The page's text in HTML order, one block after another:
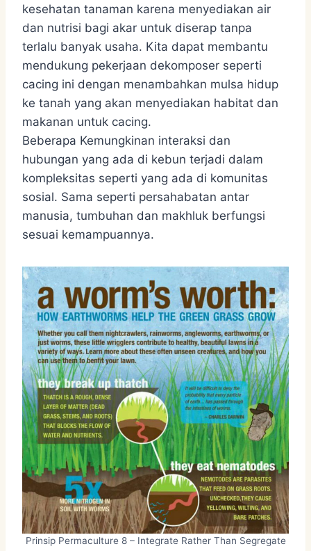
kesehatan tanaman karena menyediakan air
dan nutrisi bagi akar untuk diserap tanpa
terlalu banyak usaha. Kita dapat membantu
mendukung pekerjaan dekomposer seperti
cacing ini dengan menambahkan mulsa hidup
ke tanah yang akan menyediakan habitat dan
makanan untuk cacing.
Beberapa Kemungkinan interaksi dan
hubungan yang ada di kebun terjadi dalam
kompleksitas seperti yang ada di komunitas
sosial. Sama seperti persahabatan antar
manusia, tumbuhan dan makhluk berfungsi
sesuai kemampuannya.
Prinsip Permaculture 8 – Integrate Rather Than Segregate